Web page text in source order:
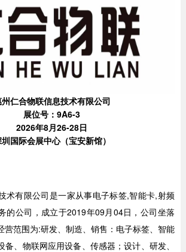
仁合物联信息技术有限公司
展位号：9A6-3
2026年8月26-28日
国际会展中心（宝安新馆）
术有限公司是一家从事电子标签,智能卡,射频
的公司，成立于2019年09月04日，公司坐落
营范围为:研发、制造、销售：电子标签、智能
备、物联网应用设备、传感器；设计、研发、